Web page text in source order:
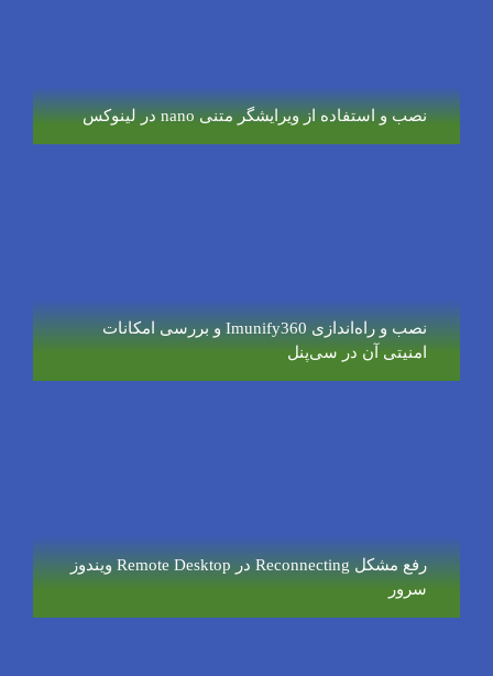
نصب و استفاده از ویرایشگر متنی nano در لینوکس
نصب و راه‌اندازی Imunify360 و بررسی امکانات
امنیتی آن در سی‌پنل
رفع مشکل Reconnecting در Remote Desktop ویندوز
سرور